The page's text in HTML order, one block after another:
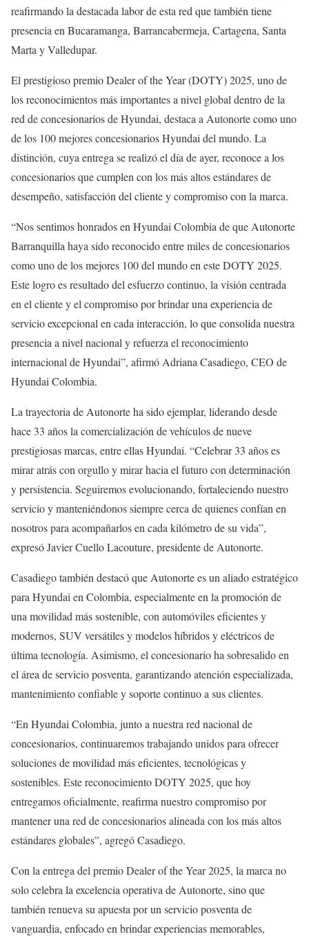
reafirmando la destacada labor de esta red que también tiene
presencia en Bucaramanga, Barrancabermeja, Cartagena, Santa
Marta y Valledupar.
El prestigioso premio Dealer of the Year (DOTY) 2025, uno de
los reconocimientos más importantes a nivel global dentro de la
red de concesionarios de Hyundai, destaca a Autonorte como uno
de los 100 mejores concesionarios Hyundai del mundo. La
distinción, cuya entrega se realizó el día de ayer, reconoce a los
concesionarios que cumplen con los más altos estándares de
desempeño, satisfacción del cliente y compromiso con la marca.
“Nos sentimos honrados en Hyundai Colombia de que Autonorte
Barranquilla haya sido reconocido entre miles de concesionarios
como uno de los mejores 100 del mundo en este DOTY 2025.
Este logro es resultado del esfuerzo continuo, la visión centrada
en el cliente y el compromiso por brindar una experiencia de
servicio excepcional en cada interacción, lo que consolida nuestra
presencia a nivel nacional y refuerza el reconocimiento
internacional de Hyundai”, afirmó Adriana Casadiego, CEO de
Hyundai Colombia.
La trayectoria de Autonorte ha sido ejemplar, liderando desde
hace 33 años la comercialización de vehículos de nueve
prestigiosas marcas, entre ellas Hyundai. “Celebrar 33 años es
mirar atrás con orgullo y mirar hacia el futuro con determinación
y persistencia. Seguiremos evolucionando, fortaleciendo nuestro
servicio y manteniéndonos siempre cerca de quienes confían en
nosotros para acompañarlos en cada kilómetro de su vida”,
expresó Javier Cuello Lacouture, presidente de Autonorte.
Casadiego también destacó que Autonorte es un aliado estratégico
para Hyundai en Colombia, especialmente en la promoción de
una movilidad más sostenible, con automóviles eficientes y
modernos, SUV versátiles y modelos híbridos y eléctricos de
última tecnología. Asimismo, el concesionario ha sobresalido en
el área de servicio posventa, garantizando atención especializada,
mantenimiento confiable y soporte continuo a sus clientes.
“En Hyundai Colombia, junto a nuestra red nacional de
concesionarios, continuaremos trabajando unidos para ofrecer
soluciones de movilidad más eficientes, tecnológicas y
sostenibles. Este reconocimiento DOTY 2025, que hoy
entregamos oficialmente, reafirma nuestro compromiso por
mantener una red de concesionarios alineada con los más altos
estándares globales”, agregó Casadiego.
Con la entrega del premio Dealer of the Year 2025, la marca no
solo celebra la excelencia operativa de Autonorte, sino que
también renueva su apuesta por un servicio posventa de
vanguardia, enfocado en brindar experiencias memorables,